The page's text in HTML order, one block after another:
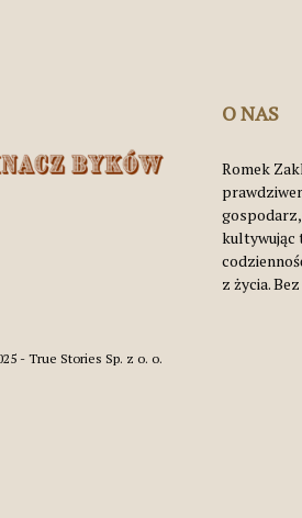
O NAS
Romek
kultywując
z życia.
- True Stories Sp. z o. o.